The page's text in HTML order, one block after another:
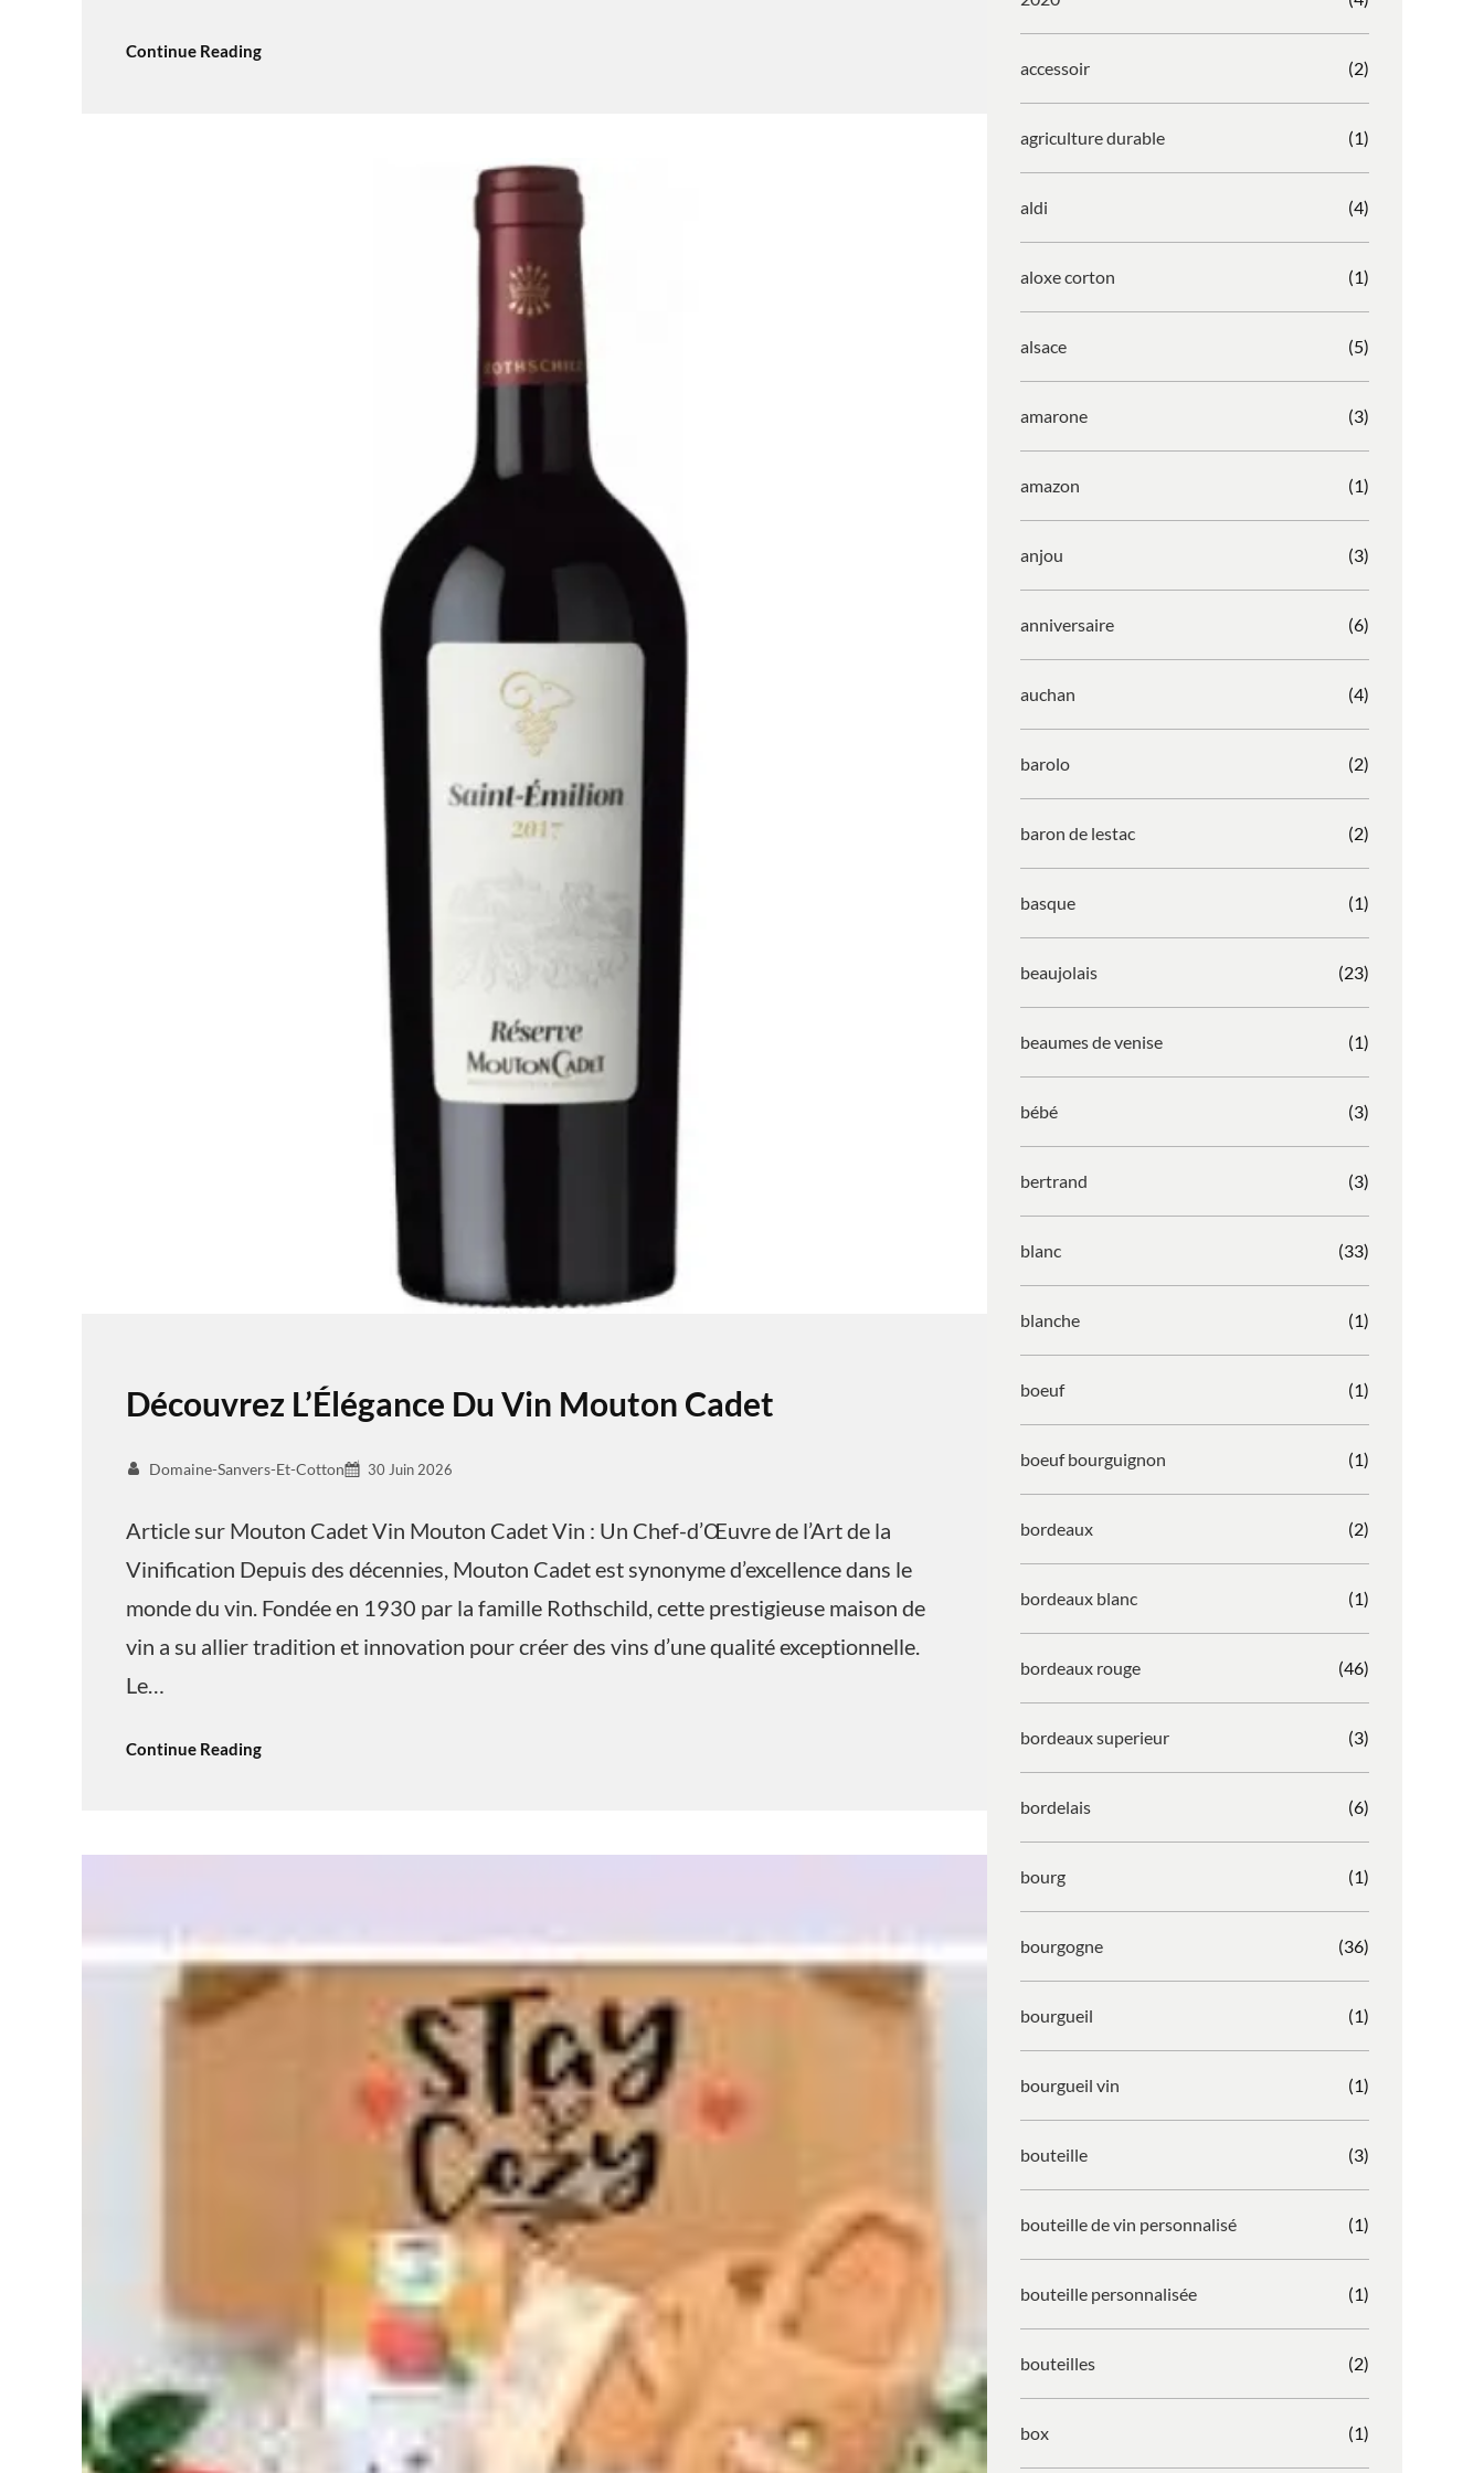
Continue Reading
Découvrez L’Élégance Du Vin Mouton Cadet
Domaine-Sanvers-Et-Cotton 30 Juin 2026
Article sur Mouton Cadet Vin Mouton Cadet Vin : Un Chef-d’Œuvre de l’Art de la
Vinification Depuis des décennies, Mouton Cadet est synonyme d’excellence dans le
monde du vin. Fondée en 1930 par la famille Rothschild, cette prestigieuse maison de
vin a su allier tradition et innovation pour créer des vins d’une qualité exceptionnelle.
Le…
Continue Reading
accessoir (2)
agriculture durable (1)
aldi (4)
aloxe corton (1)
alsace (5)
amarone (3)
amazon (1)
anjou (3)
anniversaire (6)
auchan (4)
barolo (2)
baron de lestac (2)
basque (1)
beaujolais (23)
beaumes de venise (1)
bébé (3)
bertrand (3)
blanc (33)
blanche (1)
boeuf (1)
boeuf bourguignon (1)
bordeaux (2)
bordeaux blanc (1)
bordeaux rouge (46)
bordeaux superieur (3)
bordelais (6)
bourg (1)
bourgogne (36)
bourgueil (1)
bourgueil vin (1)
bouteille (3)
bouteille de vin personnalisé (1)
bouteille personnalisée (1)
bouteilles (2)
box (1)